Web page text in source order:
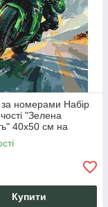
за номерами Набір
"Зелена
40x50 см на
акрил бавовна
Купити